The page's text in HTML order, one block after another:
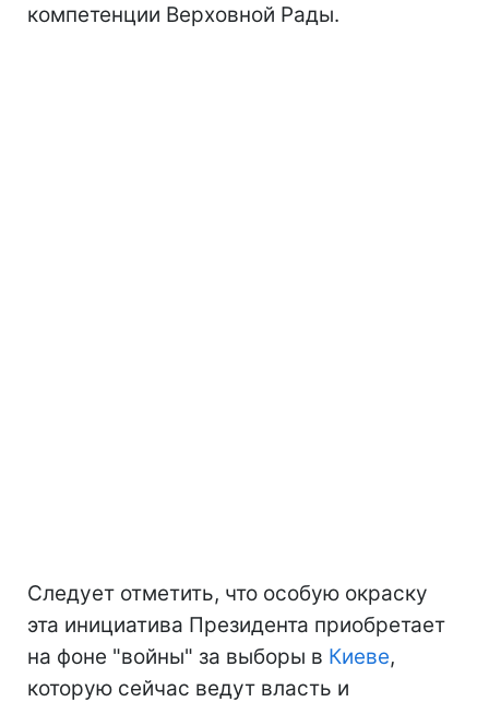
компетенции Верховной Рады.
Следует отметить, что особую окраску
эта инициатива Президента приобретает
на фоне "войны" за выборы в Киеве,
которую сейчас ведут власть и